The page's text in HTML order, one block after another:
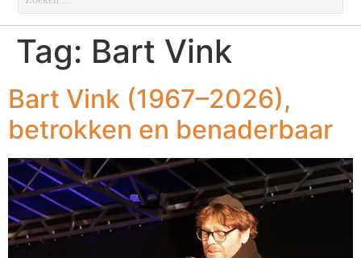
Tag: Bart Vink
Bart Vink (1967–2026),
betrokken en benaderbaar